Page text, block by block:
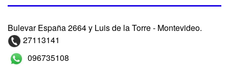
Bulevar España 2664 y Luis de la Torre - Montevideo.
27113141
096735108